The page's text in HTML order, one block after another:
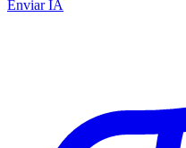
Enviar IA